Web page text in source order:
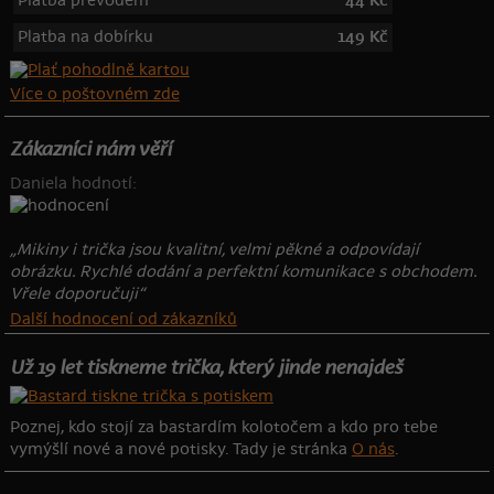
Platba na dobírku
149 Kč
Více o poštovném zde
Zákazníci nám věří
Daniela hodnotí:
„Mikiny i trička jsou kvalitní, velmi pěkné a odpovídají
obrázku. Rychlé dodání a perfektní komunikace s obchodem.
Vřele doporučuji“
Další hodnocení od zákazníků
Už 19 let tiskneme trička, který jinde nenajdeš
Poznej, kdo stojí za bastardím kolotočem a kdo pro tebe
vymýšlí nové a nové potisky. Tady je stránka O nás.